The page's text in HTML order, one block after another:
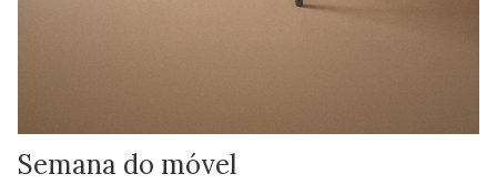
Semana do móvel